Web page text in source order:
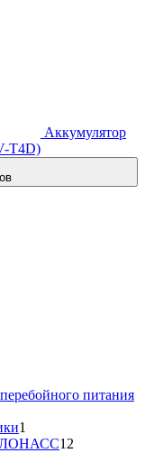
Аккумулятор
T4D)
питания
1
товар12